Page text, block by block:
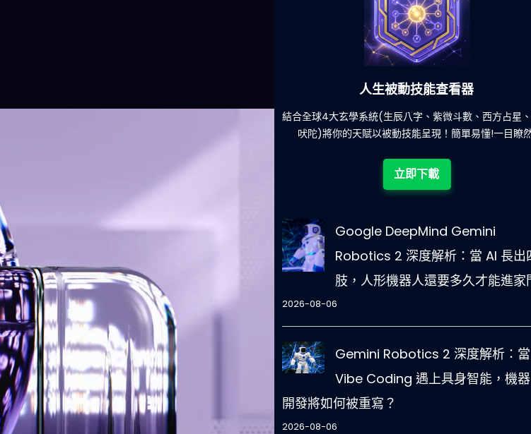
人生被動技能查看器
結合全球4大玄學系統(生辰八字、紫微斗數、西方占星
吠陀)將你的天賦以被動技能呈現！簡單易懂!一目瞭
立即下載
Google DeepMind Gemini
Robotics 2 深度解析：當 AI 長出
肢，人形機器人還要多久才能進家
2026-08-06
Gemini Robotics 2 深度解析：當
Vibe Coding 遇上具身智能，機
開發將如何被重寫？
2026-08-06